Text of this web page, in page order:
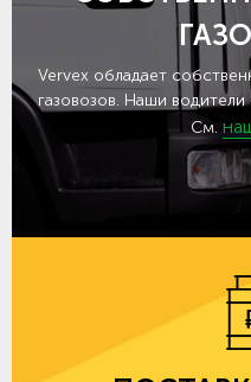
Vervex обладает
газовозов. Наши
См.